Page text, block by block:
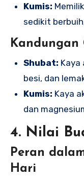
Kumis:
sedikit
Kandungan
Shubat: Kaya
besi, dan
Kumis: Kaya
dan
4. Nilai
Peran
Hari